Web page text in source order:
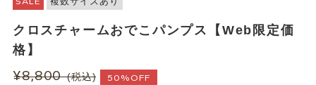
クロスチャームおでこパンプス【Web限定価
格】
¥8,800 (税込) 50%OFF